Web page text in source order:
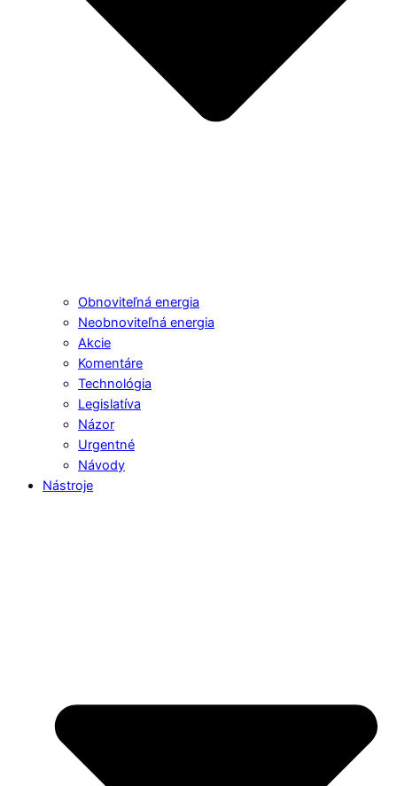
Obnoviteľná energia
Neobnoviteľná energia
Akcie
Komentáre
Technológia
Legislatíva
Názor
Urgentné
Návody
Nástroje